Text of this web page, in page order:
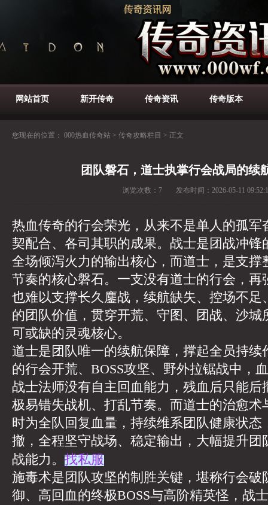
网站首页 新开传奇 传奇资讯 传奇版本
您现在的位置： 000热血传奇站 > 传奇攻略栏目 > 正文
团队磐石，道士执掌行会战局的续
浏览次数： 7 发布时间： 2026-05-11
热血传奇的行会荣光，从来不是单人的孤军
契配合、各司其职的成果。战士是团战冲锋
全场倾泻火力的输出核心，而道士，是支撑
节奏的核心磐石。一支没有道士的行会，再
也难以支撑长久鏖战，续航缺失、控场不足
的团队价值，贯穿开荒、守图、团战、沙城
可或缺的灵魂核心。
道士是团队唯一的续航保障，撑起全员持续
的行会开荒、BOSS攻坚、野外拉锯战中，
战士法师没有自主回血能力，残血后只能后
极易错失战机、打乱节奏。而道士的治愈术
时为全队回复血量，持续维系团队健康状态
撤，全程坚守战场、稳定输出，大幅提升团
战能力。 找私服
施毒术是团队攻坚的制胜关键，堪称行会破
御、高回血的终极BOSS与高阶精英怪，战